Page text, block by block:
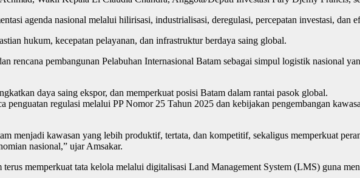
agenda nasional melalui hilirisasi, industrialisasi, deregulasi, percepatan investasi, dan
hukum, kecepatan pelayanan, dan infrastruktur berdaya saing global.
rencana pembangunan Pelabuhan Internasional Batam sebagai simpul logistik nasional
daya saing ekspor, dan memperkuat posisi Batam dalam rantai pasok global.
regulasi melalui PP Nomor 25 Tahun 2025 dan kebijakan pengembangan
menjadi kawasan yang lebih produktif, tertata, dan kompetitif, sekaligus memperkuat
nasional,” ujar Amsakar.
memperkuat tata kelola melalui digitalisasi Land Management System (LMS) guna